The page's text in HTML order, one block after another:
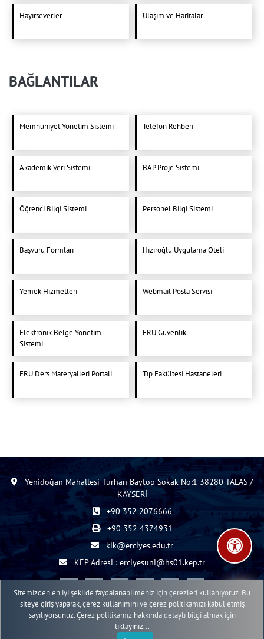
Hayırseverler Ulaşım ve Haritalar
BAĞLANTILAR
Memnuniyet Yönetim Sistemi Telefon Rehberi
Akademik Veri Sistemi BAP Proje Sistemi
Öğrenci Bilgi Sistemi Personel Bilgi Sistemi
Başvuru Formları Hızıroğlu Uygulama Oteli
Yemek Hizmetleri Webmail Posta Servisi
Elektronik Belge Yönetim
Sistemi
ERÜ Güvenlik
ERÜ Ders Materyalleri Portali Tıp Fakültesi Hastaneleri
Yenidoğan Mahallesi Turhan Baytop Sokak No:1 38280 TALAS /
KAYSERİ
+90 352 2076666
+90 352 4374931
kik@erciyes.edu.tr
KEP Adresi : erciyesuni@hs01.kep.tr
2015 - 2026 © ERÜ Web İçerik Yönetim Sistemi
Erciyes Üniversitesi Bilgi İşlem Daire Başkanlığı Web Birimi
Sitemizden en iyi şekilde faydalanabilmeniz için çerezleri kullanıyoruz. Bu
siteye giriş yaparak, çerez kullanımını ve çerez politikamızı kabul etmiş
sayılıyorsunuz. Çerez politikamız hakkında detaylı bilgi almak için
tıklayınız...